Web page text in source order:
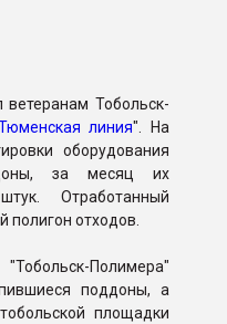
Тобольск-
линия". На
оборудования
за месяц их
Отработанный
полигон отходов.
Полимера"
поддоны, а
площадки